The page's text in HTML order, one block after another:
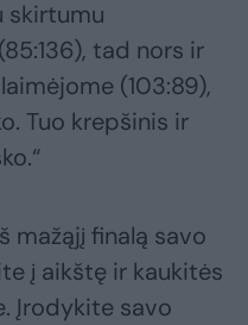
skirtumu
tad nors ir
(103:89),
Tuo krepšinis ir
mažąjį finalą savo
į aikštę ir kaukitės
Įrodykite savo